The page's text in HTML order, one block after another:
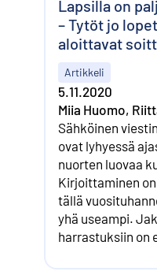
Lapsilla on
– Tytöt jo
aloittavat
Artikkeli
5.11.2020
Miia Huomo,
Sähköinen
ovat lyhyessä
nuorten luovaa
Kirjoittaminen
tällä
yhä useampi.
harrastuksiin on